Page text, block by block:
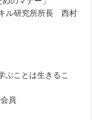
ル研究所所長 西村
ぶことは生きるこ
員